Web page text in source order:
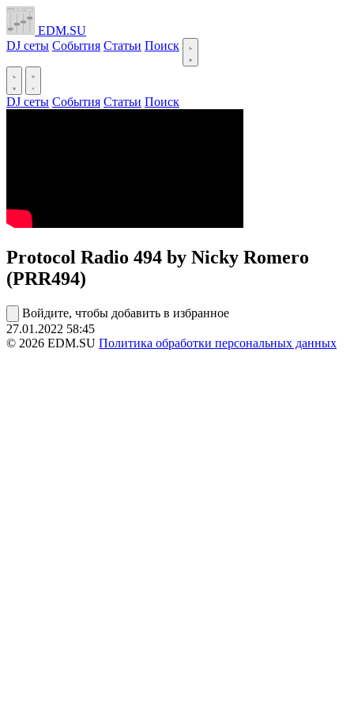
EDM.SU
DJ сеты События Статьи Поиск
DJ сеты События Статьи Поиск
Protocol Radio 494 by Nicky Romero
(PRR494)
Войдите, чтобы добавить в избранное
27.01.2022 58:45
© 2026 EDM.SU Политика обработки персональных данных